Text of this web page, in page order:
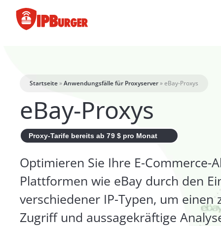
Startseite»Anwendungsfälle für Proxyserver»eBay-Proxys
eBay-Proxys
Proxy-Tarife bereits ab 79 $ pro Monat
Optimieren Sie Ihre E-Commerce-
Plattformen wie eBay durch den
verschiedener IP-Typen, um einen
Zugriff und aussagekräftige